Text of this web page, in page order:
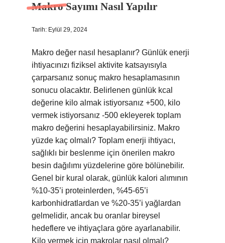
Makro Sayımı Nasıl Yapılır
Tarih: Eylül 29, 2024
Makro değer nasıl hesaplanır? Günlük enerji
ihtiyacınızı fiziksel aktivite katsayısıyla
çarparsanız sonuç makro hesaplamasının
sonucu olacaktır. Belirlenen günlük kcal
değerine kilo almak istiyorsanız +500, kilo
vermek istiyorsanız -500 ekleyerek toplam
makro değerini hesaplayabilirsiniz. Makro
yüzde kaç olmalı? Toplam enerji ihtiyacı,
sağlıklı bir beslenme için önerilen makro
besin dağılımı yüzdelerine göre bölünebilir.
Genel bir kural olarak, günlük kalori alımının
%10-35’i proteinlerden, %45-65’i
karbonhidratlardan ve %20-35’i yağlardan
gelmelidir, ancak bu oranlar bireysel
hedeflere ve ihtiyaçlara göre ayarlanabilir.
Kilo vermek için makrolar nasıl olmalı?